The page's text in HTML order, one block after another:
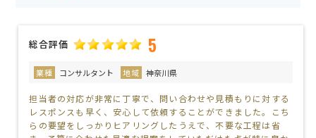
総合評価 5
業種 コンサルタント 地域 神奈川県
担当者の対応が非常に丁寧で、問い合わせや見積もりに対する
レスポンスも早く、安心して依頼することができました。こち
らの要望をしっかりヒアリングしたうえで、不要な工程は省